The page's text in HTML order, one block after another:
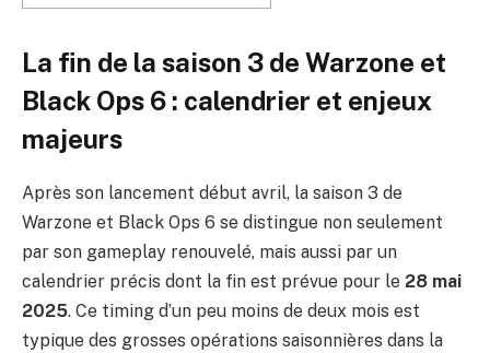
La fin de la saison 3 de Warzone et
Black Ops 6 : calendrier et enjeux
majeurs
Après son lancement début avril, la saison 3 de
Warzone et Black Ops 6 se distingue non seulement
par son gameplay renouvelé, mais aussi par un
calendrier précis dont la fin est prévue pour le 28 mai
2025. Ce timing d’un peu moins de deux mois est
typique des grosses opérations saisonnières dans la